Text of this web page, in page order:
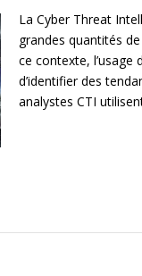
La Cyber Threat
grandes quantités
ce contexte,
d’identifier des
analystes CTI